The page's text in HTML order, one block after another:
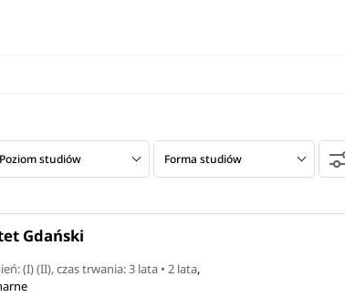
Poziom studiów Forma studiów
Gdański
(I) (II), czas trwania: 3 lata • 2 lata,